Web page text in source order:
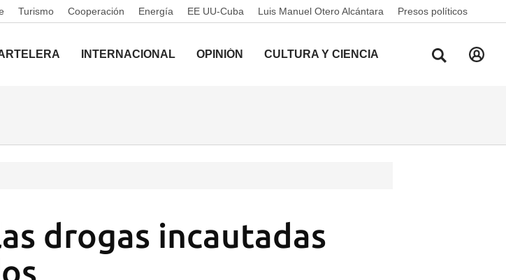
Turismo Cooperación Energía EE UU-Cuba Luis Manuel Otero Alcántara Presos políticos
INTERNACIONAL OPINIÓN CULTURA Y CIENCIA
drogas incautadas